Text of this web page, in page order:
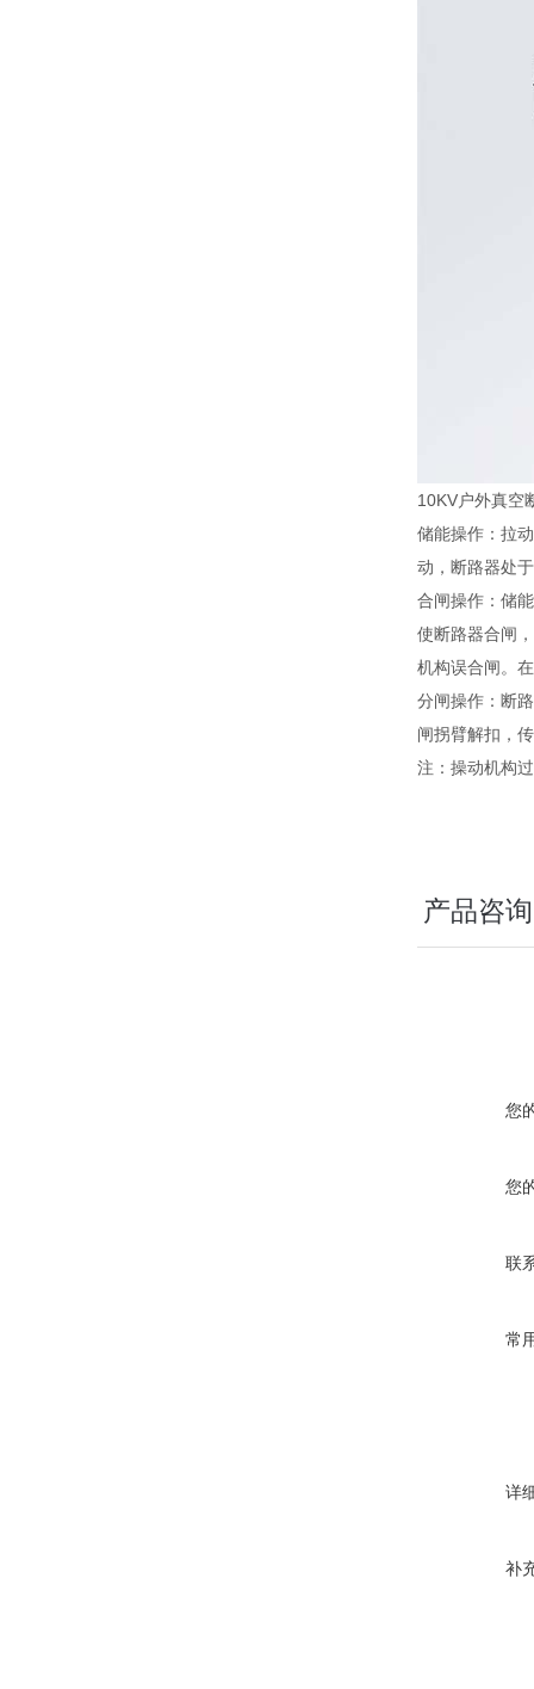
10KV户外真空
储能操作：拉
动，断路器处
合闸操作：储
使断路器合闸
机构误合闸。
分闸操作：断
闸拐臂解扣，
注：操动机构
产品咨询
您
您
联
常
详
补